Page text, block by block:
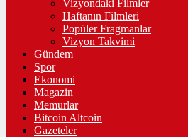
Vizyondaki Filmler
Haftanın Filmleri
Popüler Fragmanlar
Vizyon Takvimi
Gündem
Spor
Ekonomi
Magazin
Memurlar
Bitcoin Altcoin
Gazeteler